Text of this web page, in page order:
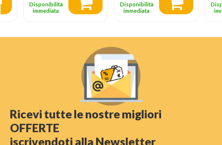
Disponibilità
immediata
Disponibilità
immediata
Ricevi tutte le nostre migliori
OFFERTE
iscrivendoti alla Newsletter